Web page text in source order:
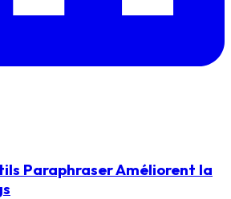
Paraphraser Améliorent la